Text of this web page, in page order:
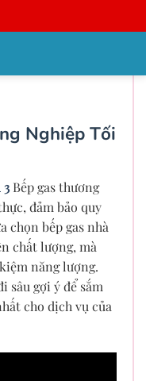
nghiệp
Nghiệp Tối
Bếp gas thương
đảm bảo quy
chọn bếp gas nhà
chất lượng, mà
năng lượng.
sâu gợi ý để sắm
cho dịch vụ của